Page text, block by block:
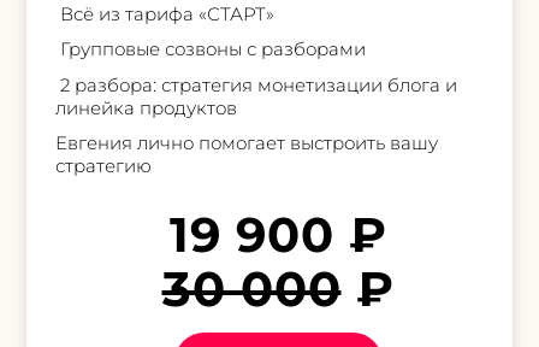
Всё из тарифа «СТАРТ»
Групповые созвоны с разборами
2 разбора: стратегия монетизации блога и
линейка продуктов
Евгения лично помогает выстроить вашу
стратегию
19 900 ₽
30 000₽